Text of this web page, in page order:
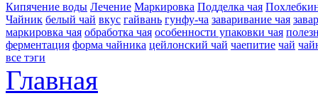
Кипячение воды Лечение Маркировка Подделка чая
Чайник белый чай вкус гайвань гунфу-ча заваривание чая
маркировка чая обработка чая особенности упаковки чая
ферментация форма чайника цейлонский чай чаепитие чай
все тэги
Главная